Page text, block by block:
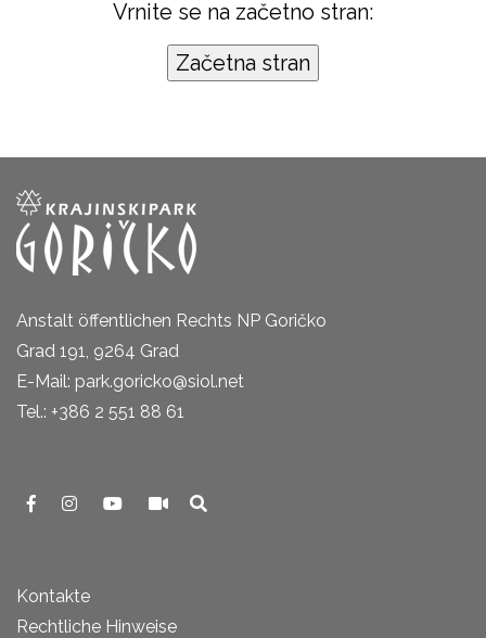
Vrnite se na začetno stran:
Anstalt öffentlichen Rechts NP Goričko
Grad 191, 9264 Grad
E-Mail: park.goricko@siol.net
Tel.: +386 2 551 88 61
Kontakte
Rechtliche Hinweise